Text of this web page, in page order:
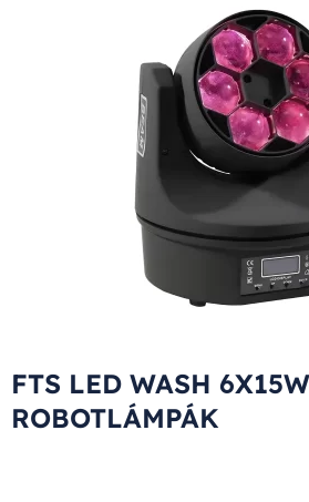
FTS LED WASH
ROBOTLÁMPÁK